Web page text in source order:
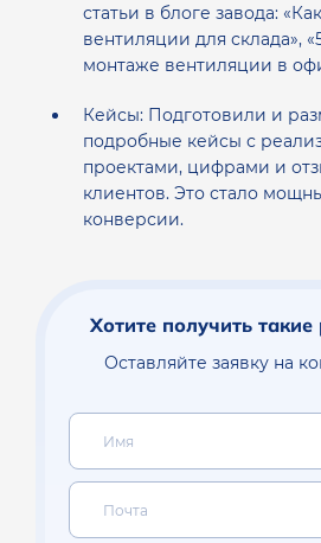
статьи в блоге завода:
вентиляции для склада»,
монтаже вентиляции в
Кейсы: Подготовили и
подробные кейсы с
проектами, цифрами и
клиентов. Это стало
конверсии.
Хотите получить такие
Оставляйте заявку на